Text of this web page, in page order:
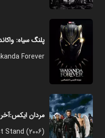
پلنگ سیاه:
Forever
مردان
Stand (2006)